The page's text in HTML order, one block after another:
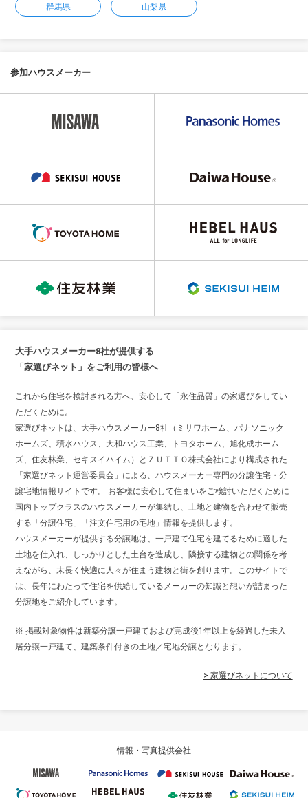
群馬県 山梨県
参加ハウスメーカー
大手ハウスメーカー8社が提供する
「家選びネット」をご利用の皆様へ
これから住宅を検討される方へ、安心して「永住品質」の家選びをしてい
ただくために。
家選びネットは、大手ハウスメーカー8社（ミサワホーム、パナソニック
ホームズ、積水ハウス、大和ハウス工業、トヨタホーム、旭化成ホーム
ズ、住友林業、セキスイハイム）とＺＵＴＴＯ株式会社により構成された
「家選びネット運営委員会」による、ハウスメーカー専門の分譲住宅・分
譲宅地情報サイトです。 お客様に安心して住まいをご検討いただくために
国内トップクラスのハウスメーカーが集結し、土地と建物を合わせて販売
する「分譲住宅」「注文住宅用の宅地」情報を提供します。
ハウスメーカーが提供する分譲地は、一戸建て住宅を建てるために適した
土地を仕入れ、しっかりとした土台を造成し、隣接する建物との関係を考
えながら、末長く快適に人々が住まう建物と街を創ります。このサイトで
は、長年にわたって住宅を供給しているメーカーの知識と想いが詰まった
分譲地をご紹介しています。
※ 掲載対象物件は新築分譲一戸建ておよび完成後1年以上を経過した未入
居分譲一戸建て、建築条件付きの土地／宅地分譲となります。
> 家選びネットについて
情報・写真提供会社